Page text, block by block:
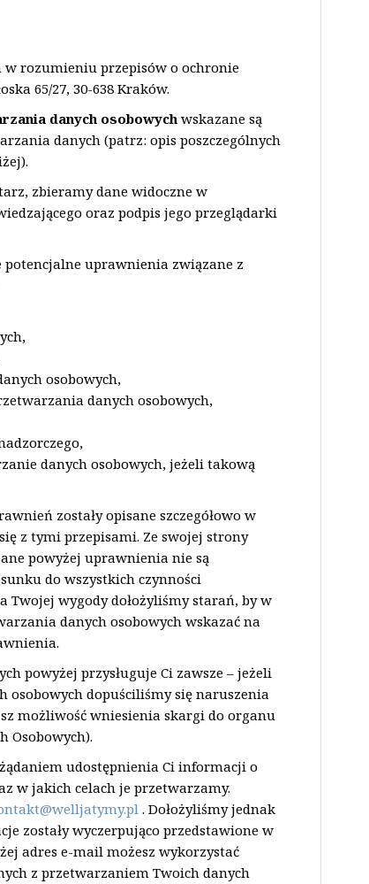
w rozumieniu przepisów o ochronie
65/27, 30-638 Kraków.
danych osobowych wskazane są
danych (patrz: opis poszczególnych
zbieramy dane widoczne w
oraz podpis jego przeglądarki
potencjalne uprawnienia związane z
osobowych,
danych osobowych,
danych osobowych, jeżeli takową
zostały opisane szczegółowo w
z tymi przepisami. Ze swojej strony
powyżej uprawnienia nie są
do wszystkich czynności
Twojej wygody dołożyliśmy starań, by w
danych osobowych wskazać na
powyżej przysługuje Ci zawsze – jeżeli
osobowych dopuściliśmy się naruszenia
możliwość wniesienia skargi do organu
Osobowych).
udostępnienia Ci informacji o
w jakich celach je przetwarzamy.
. Dołożyliśmy jednak
zostały wyczerpująco przedstawione w
adres e-mail możesz wykorzystać
z przetwarzaniem Twoich danych